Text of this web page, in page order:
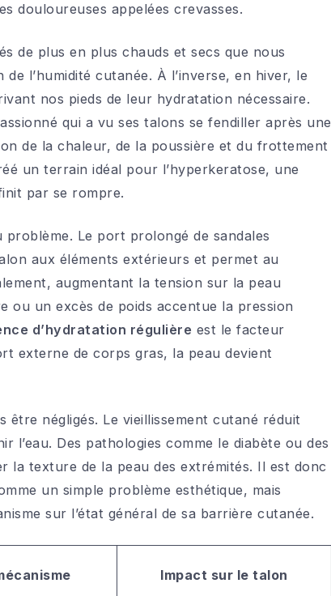
douloureuses appelées crevasses.
de plus en plus chauds et secs que nous
l’humidité cutanée. À l’inverse, en hiver, le
nos pieds de leur hydratation nécessaire.
qui a vu ses talons se fendiller après une
de la chaleur, de la poussière et du frottement
un terrain idéal pour l’hyperkeratose, une
par se rompre.
Le port prolongé de sandales
aux éléments extérieurs et permet au
augmentant la tension sur la peau
ou un excès de poids accentue la pression
d’hydratation régulière est le facteur
externe de corps gras, la peau devient
négligés. Le vieillissement cutané réduit
l’eau. Des pathologies comme le diabète ou des
texture de la peau des extrémités. Il est donc
un simple problème esthétique, mais
sur l’état général de sa barrière cutanée.
Impact sur le talon